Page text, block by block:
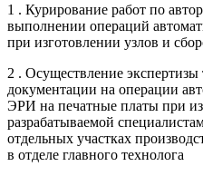
1 . Курирование работ по
выполнении операций
при изготовлении узлов и
2 . Осуществление экспертизы
документации на операции
ЭРИ на печатные платы при
разрабатываемой
отдельных участках
в отделе главного технолога